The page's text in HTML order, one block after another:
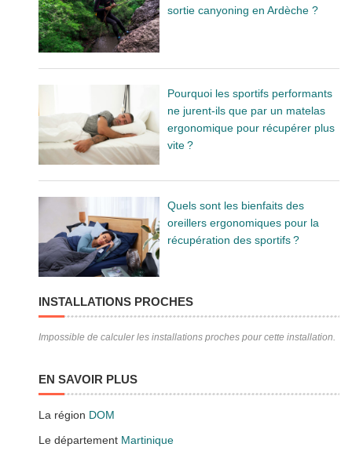
sortie canyoning en Ardèche ?
Pourquoi les sportifs performants
ne jurent-ils que par un matelas
ergonomique pour récupérer plus
vite ?
Quels sont les bienfaits des
oreillers ergonomiques pour la
récupération des sportifs ?
INSTALLATIONS PROCHES
Impossible de calculer les installations proches pour cette installation.
EN SAVOIR PLUS
La région DOM
Le département Martinique